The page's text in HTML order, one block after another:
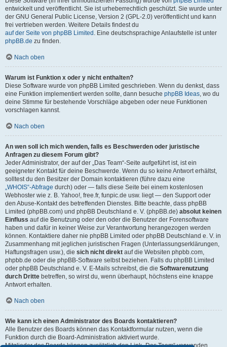
entwickelt und veröffentlicht. Sie ist urheberrechtlich geschützt. Sie wurde unter
der GNU General Public License, Version 2 (GPL-2.0) veröffentlicht und kann
frei vertrieben werden. Weitere Details findest du
auf der Seite von phpBB Limited . Eine deutschsprachige Anlaufstelle ist unter
phpBB.de zu finden.
Nach oben
Warum ist Funktion x oder y nicht enthalten?
Diese Software wurde von phpBB Limited geschrieben. Wenn du denkst, dass
eine Funktion implementiert werden sollte, dann besuche phpBB Ideas, wo du
deine Stimme für bestehende Vorschläge abgeben oder neue Funktionen
vorschlagen kannst.
Nach oben
An wen soll ich mich wenden, falls es Beschwerden oder juristische
Anfragen zu diesem Forum gibt?
Jeder Administrator, der auf der „Das Team“-Seite aufgeführt ist, ist ein
geeigneter Kontakt für deine Beschwerde. Wenn du so keine Antwort erhältst,
solltest du den Besitzer der Domain kontaktieren (führe dazu eine
„WHOIS“-Abfrage durch) oder — falls diese Seite bei einem kostenlosen
Webhoster wie z. B. Yahoo!, free.fr, funpic.de usw. liegt — den Support oder
den Abuse-Kontakt des betreffenden Dienstes. Bitte beachte, dass phpBB
Limited (phpBB.com) und phpBB Deutschland e. V. (phpBB.de) absolut keinen
Einfluss auf die Benutzung oder den oder die Benutzer der Forensoftware
haben und dafür in keiner Weise zur Verantwortung herangezogen werden
können. Kontaktiere daher nie phpBB Limited oder phpBB Deutschland e. V. in
Zusammenhang mit jeglichen juristischen Fragen (Unterlassungserklärungen,
Haftungsfragen usw.), die sich nicht direkt auf die Websiten phpbb.com,
phpbb.de oder die phpBB-Software selbst beziehen. Falls du phpBB Limited
oder phpBB Deutschland e. V. E-Mails schreibst, die die Softwarenutzung
durch Dritte betreffen, so wirst du, wenn überhaupt, höchstens eine knappe
Antwort erhalten.
Nach oben
Wie kann ich einen Administrator des Boards kontaktieren?
Alle Benutzer des Boards können das Kontaktformular nutzen, wenn die
Funktion durch die Board-Administration aktiviert wurde.
Mitglieder des Boards können zusätzlich den Link „Das Team“ verwenden.